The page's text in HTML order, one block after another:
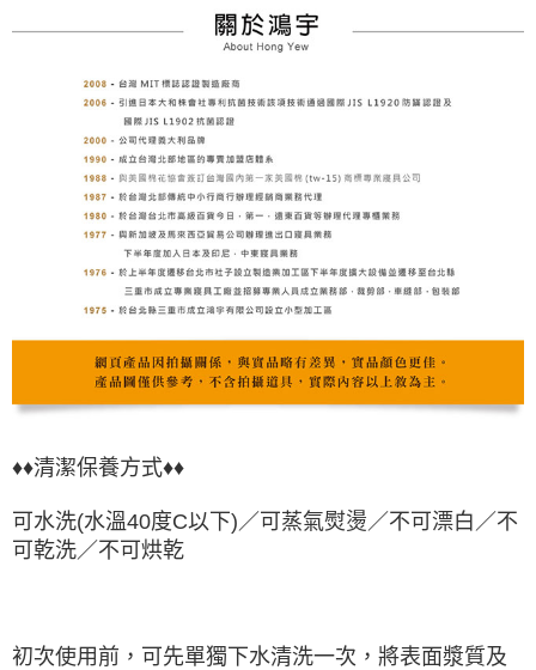
♦♦清潔保養方式♦♦
可水洗(水溫40度C以下)／可蒸氣熨燙／不可漂白／不
可乾洗／不可烘乾
初次使用前，可先單獨下水清洗一次，將表面漿質及